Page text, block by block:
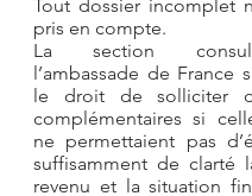
Tout dossier incomplet
pris en compte.
La section
l’ambassade de France
le droit de solliciter
complémentaires si
ne permettaient pas
suffisamment de clarté
revenu et la situation